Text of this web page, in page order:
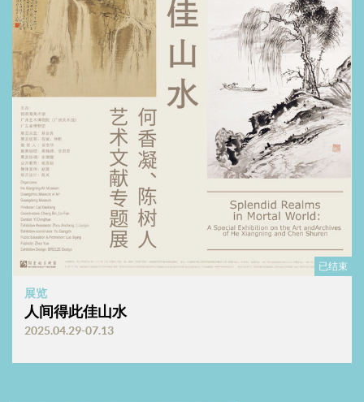
已结束
展览
人间得此佳山水
2025.04.29-07.13